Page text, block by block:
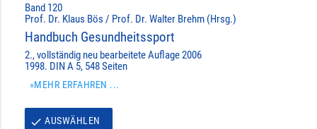
Band 120
Prof. Dr. Klaus Bös / Prof. Dr. Walter Brehm (Hrsg.)
Handbuch Gesundheitssport
2., vollständig neu bearbeitete Auflage 2006
1998. DIN A 5, 548 Seiten
»MEHR ERFAHREN ...
done AUSWÄHLEN